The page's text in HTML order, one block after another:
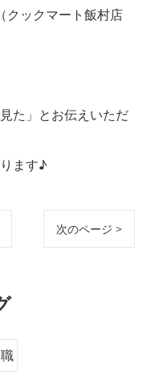
クックマート飯村店
た」とお伝えいただ
ます♪
次のページ >